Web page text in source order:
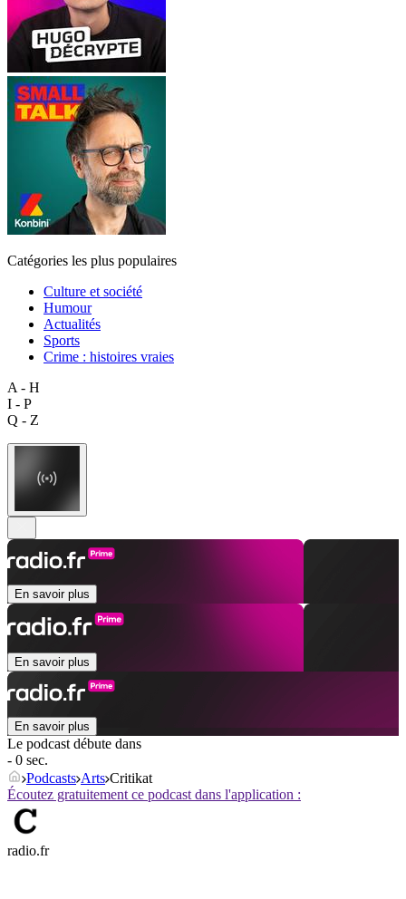
Catégories les plus populaires
Culture et société
Humour
Actualités
Sports
Crime : histoires vraies
A - H
I - P
Q - Z
En savoir plus
En savoir plus
En savoir plus
Le podcast débute dans
- 0 sec.
Podcasts Arts Critikat
Écoutez gratuitement ce podcast dans l'application :
radio.fr